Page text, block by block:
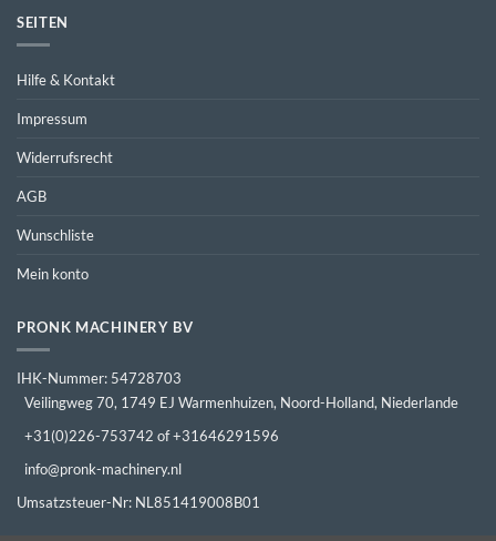
SEITEN
Hilfe & Kontakt
Impressum
Widerrufsrecht
AGB
Wunschliste
Mein konto
PRONK MACHINERY BV
IHK-Nummer: 54728703
Veilingweg 70, 1749 EJ Warmenhuizen, Noord-Holland, Niederlande
+31(0)226-753742 of +31646291596
info@pronk-machinery.nl
Umsatzsteuer-Nr: NL851419008B01